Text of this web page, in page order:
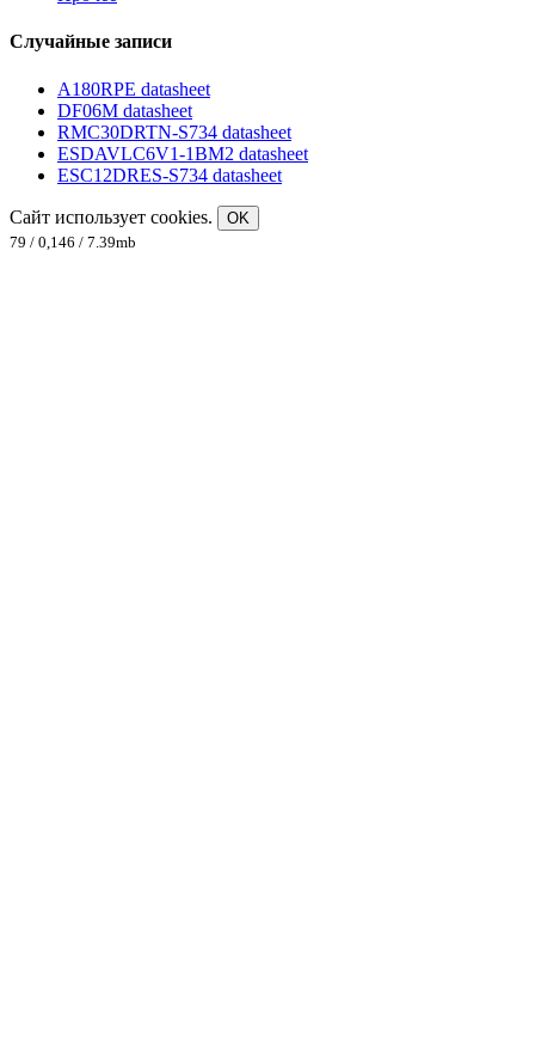
Случайные записи
A180RPE datasheet
DF06M datasheet
RMC30DRTN-S734 datasheet
ESDAVLC6V1-1BM2 datasheet
ESC12DRES-S734 datasheet
Сайт использует cookies.
OK
79 / 0,146 / 7.39mb